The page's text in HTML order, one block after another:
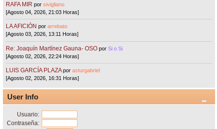
RAFA MIR porsivigliano
[Agosto 04, 2026, 21:03 Horas]
LA AFICIÓN porarrebato
[Agosto 03, 2026, 13:11 Horas]
Re: Joaquín Martínez Gauna- OSO porSi o Si
[Agosto 02, 2026, 22:24 Horas]
LUIS GARCÍA PLAZA porasturgabriel
[Agosto 02, 2026, 16:31 Horas]
User Info
Usuario:
Contraseña: